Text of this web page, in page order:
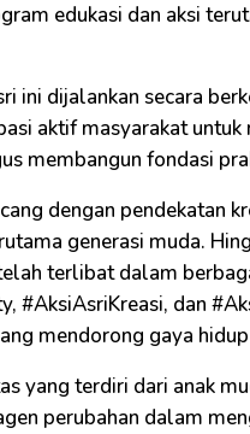
edukasi dan aksi
ini dijalankan secara
aktif masyarakat
membangun fondasi
dengan pendekatan
generasi muda.
terlibat dalam
#AksiAsriKreasi, dan
mendorong gaya
yang terdiri dari anak
perubahan dalam